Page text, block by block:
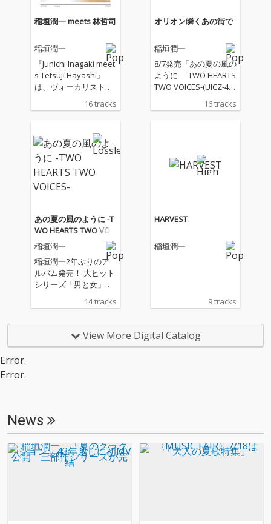
カ出身の音楽プロデュ
ーサーDefnelson（デ
フネルソン）。原曲の
新のクラブ・サウンド
を掛け合わせ、さらに
韓国の新進気鋭ラッパ
ー 2KEY と Bryan Chas
織り交ぜたラップを加
融合した新たな“グロー
バル・クリスマスキャ
ロル”が完成した。「ま
さか90年代の名曲がト
ラップに！？」という
驚きとともに、30年以
は、音楽ファン必聴の
一曲となっている。
ーサーDefnelson（デ
フネルソン）。原曲の
新のクラブ・サウンド
を掛け合わせ、さらに
韓国の新進気鋭ラッパ
ー 2KEY と Bryan Chas
織り交ぜたラップを加
ロル”が完成した。「ま
さか90年代の名曲がト
ラップに！？」という
は、音楽ファン必聴の
稲垣潤一 meets 林哲司
稲垣潤一
『Junichi Inagaki meet
s Tetsuji Hayashi』
は、ヴォーカリスト・
稲垣潤一&作曲家・林
哲司コンビで生み出し
たコンピレーションア
ルバム。稲垣潤一のシ
ルキーヴォイスと称さ
れる歌声に魅せられ、
作曲家・林哲司が稲垣
潤一のために何曲かメ
たのが1983年。それを
皮切りに、林哲司が提
供した作品は全部で14
曲。その中から「1ダ
ースの言い訳」「思い
出のビーチクラブ」な
どのヒット曲が誕生
い」などの名曲も生ま
曲2曲も収録!!
16 tracks
オリオン瞬くあの街で
稲垣潤一
8/7発売「あの夏の風の
ように -TWO HEARTS
TWO VOICES-(UICZ-44
60)」に続く、秋冬に似
合う男と女シリーズか
ョンのイラストに続く
秋冬バージョンのイラ
16 tracks
あの夏の風のように -T
WO HEARTS TWO VOIC
ES-
稲垣潤一
稲垣潤一2年ぶりのア
ルバム発売！ 大ヒット
シリーズ「男と女」５
作のアルバムの中から
夏のドライブに似合う
に、夏のドライブに欠
かせない最適な１枚。
ントです。
14 tracks
HARVEST
稲垣潤一
9 tracks
View More Digital Catalog
Error.
Error.
News